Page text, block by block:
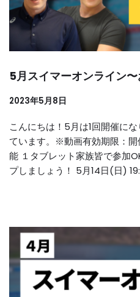
5月スイマーオンライン
2023年5月8日
こんにちは！5月は1回開催に
ています。※動画有効期限：
能 １タブレット家族皆で参加
プしましょう！ 5月14日(日)